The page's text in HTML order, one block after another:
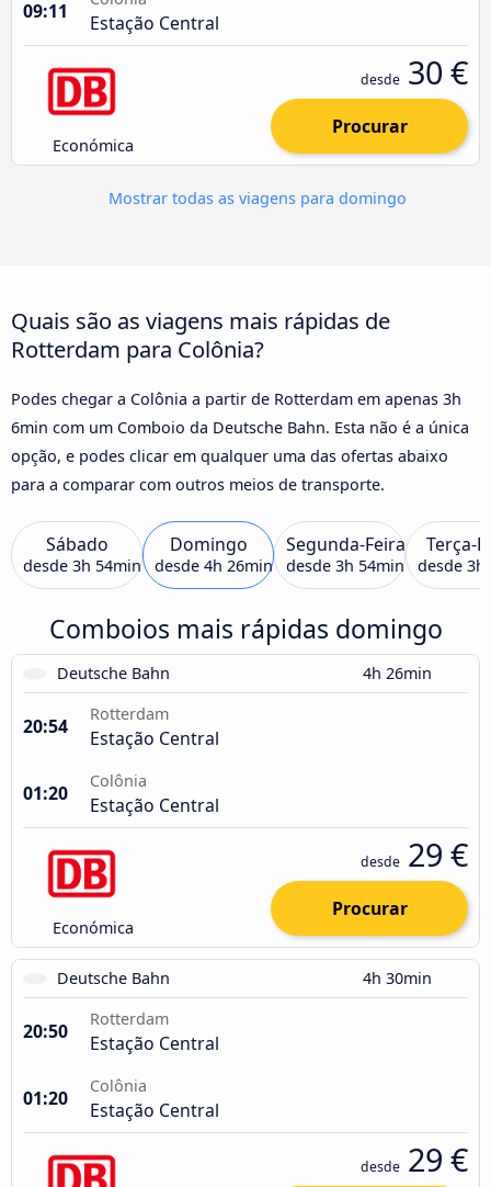
09:11 Estação Central
Económica
desde 30 €
Procurar
Mostrar todas as viagens para domingo
Quais são as viagens mais rápidas de
Rotterdam para Colônia?
Podes chegar a Colônia a partir de Rotterdam em apenas 3h
6min com um Comboio da Deutsche Bahn. Esta não é a única
opção, e podes clicar em qualquer uma das ofertas abaixo
para a comparar com outros meios de transporte.
Sábado
desde 3h 54min
Domingo
desde 4h 26min
Segunda-Feira
desde 3h 54min
Terça-
desde 3h
Comboios mais rápidas domingo
Deutsche Bahn 4h 26min
20:54
Rotterdam
Estação Central
01:20
Colônia
Estação Central
Económica
desde 29 €
Procurar
Deutsche Bahn 4h 30min
20:50
Rotterdam
Estação Central
01:20
Colônia
Estação Central
desde 29 €